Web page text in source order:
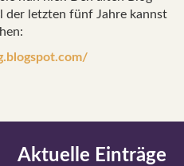
der letzten fünf Jahre kannst
Aktuelle Einträge